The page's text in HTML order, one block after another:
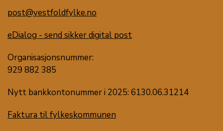
post@vestfoldfylke.no
eDialog - send sikker digital post
Organisasjonsnummer:
929 882 385
Nytt bankkontonummer i 2025: 6130.06.31214
Faktura til fylkeskommunen